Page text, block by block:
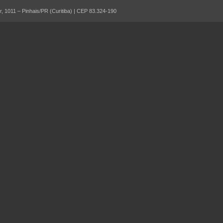
1011 – Pinhais/PR (Curitiba) | CEP 83.324-190